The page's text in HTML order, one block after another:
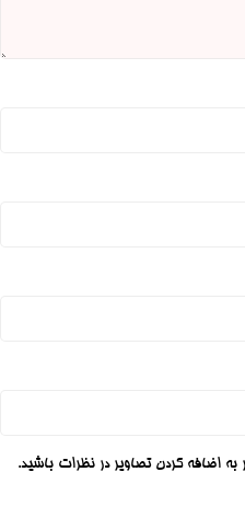
اضافه کردن تصاویر در نظرات باشید.